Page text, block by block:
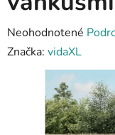
Priemerné
hodnotenie
produktu
Neohodnotené
Značka: vidaXL